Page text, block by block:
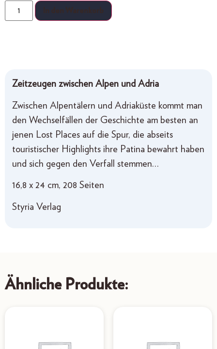
Zeitzeugen zwischen Alpen und Adria
Zwischen Alpentälern und Adriaküste kommt man
den Wechselfällen der Geschichte am besten an
jenen Lost Places auf die Spur, die abseits
touristischer Highlights ihre Patina bewahrt haben
und sich gegen den Verfall stemmen…
16,8 x 24 cm, 208 Seiten
Styria Verlag
Ähnliche Produkte: